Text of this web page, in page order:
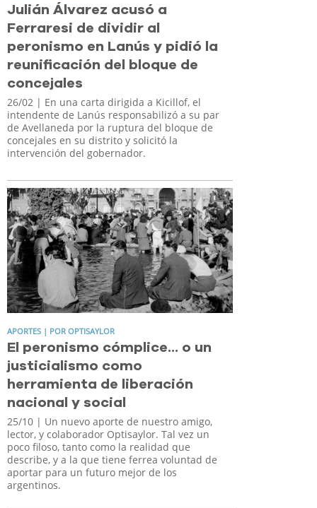
Julián Álvarez acusó a
Ferraresi de dividir al
peronismo en Lanús y pidió la
reunificación del bloque de
concejales
26/02 | En una carta dirigida a Kicillof, el
intendente de Lanús responsabilizó a su par
de Avellaneda por la ruptura del bloque de
concejales en su distrito y solicitó la
intervención del gobernador.
APORTES | POR OPTISAYLOR
El peronismo cómplice... o un
justicialismo como
herramienta de liberación
nacional y social
25/10 | Un nuevo aporte de nuestro amigo,
lector, y colaborador Optisaylor. Tal vez un
poco filoso, tanto como la realidad que
describe, y a la que tiene ferrea voluntad de
aportar para un futuro mejor de los
argentinos.